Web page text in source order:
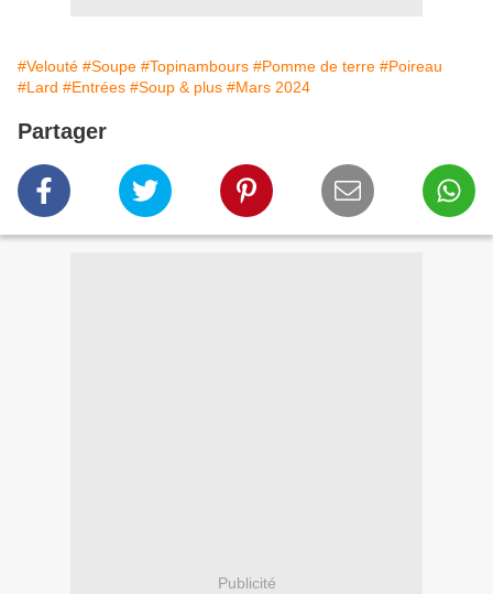
#Velouté #Soupe #Topinambours #Pomme de terre #Poireau
#Lard #Entrées #Soup & plus #Mars 2024
Partager
Publicité